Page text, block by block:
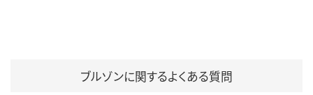
ブルゾンに関するよくある質問